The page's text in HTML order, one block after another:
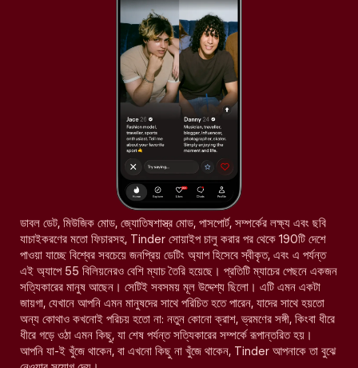
ডাবল ডেট, মিউজিক মোড, জ্যোতিষশাস্ত্র মোড, পাসপোর্ট, সম্পর্কের লক্ষ্য এবং ছবি
যাচাইকরণের মতো ফিচারসহ, Tinder সোয়াইপ চালু করার পর থেকে 190টি দেশে
পাওয়া যাচ্ছে বিশ্বের সবচেয়ে জনপ্রিয় ডেটিং অ্যাপ হিসেবে স্বীকৃত, এবং এ পর্যন্ত
এই অ্যাপে 55 বিলিয়নেরও বেশি ম্যাচ তৈরি হয়েছে। প্রতিটি ম্যাচের পেছনে একজন
সত্যিকারের মানুষ আছেন। সেটিই সবসময় মূল উদ্দেশ্য ছিলো। এটি এমন একটা
জায়গা, যেখানে আপনি এমন মানুষদের সাথে পরিচিত হতে পারেন, যাদের সাথে হয়তো
অন্য কোথাও কখনোই পরিচয় হতো না: নতুন কোনো ক্রাশ, ভ্রমণের সঙ্গী, কিংবা ধীরে
ধীরে গড়ে ওঠা এমন কিছু, যা শেষ পর্যন্ত সত্যিকারের সম্পর্কে রূপান্তরিত হয়।
আপনি যা-ই খুঁজে থাকেন, বা এখনো কিছু না খুঁজে থাকেন, Tinder আপনাকে তা বুঝে